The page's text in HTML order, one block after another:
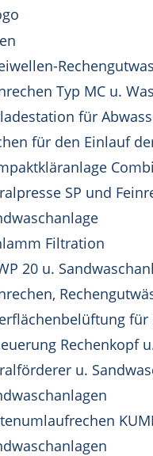
Typ MC u.
für
für den Einlauf
SP und
Filtration
20 u.
für
Rechenkopf
u.